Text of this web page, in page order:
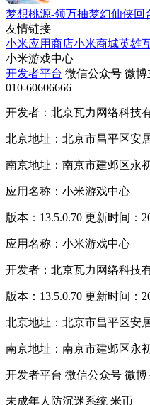
梦想桃源-领万抽梦幻仙侠回
友情链接
小米应用商店小米商城英雄
小米游戏中心
开发者平台 微信公众号 微博
010-60606666
开发者：北京瓦力网络科技
北京地址：北京市昌平区安
南京地址：南京市建邺区永
应用名称：小米游戏中心
版本：13.5.0.70 更新时间：
应用名称：小米游戏中心
开发者：北京瓦力网络科技
版本：13.5.0.70 更新时间：
北京地址：北京市昌平区安
南京地址：南京市建邺区永
开发者平台 微信公众号 微博
未成年人防沉迷系统 米币